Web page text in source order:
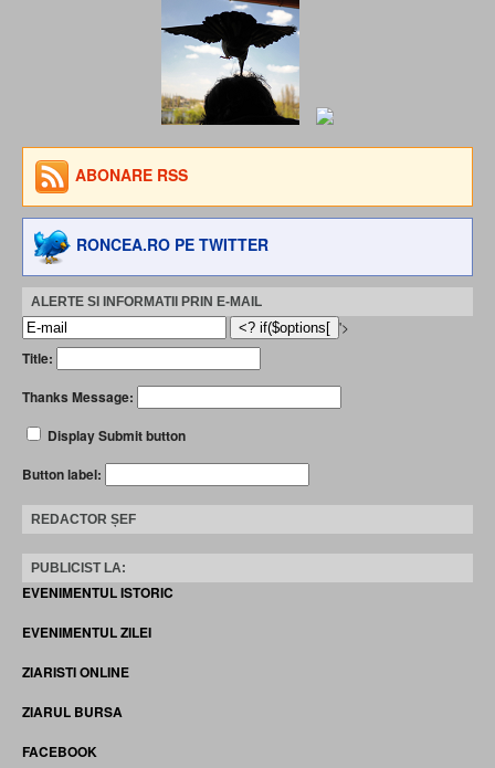
ABONARE RSS
RONCEA.RO PE TWITTER
ALERTE SI INFORMATII PRIN E-MAIL
'>
Title:
Thanks Message:
Display Submit button
Button label:
REDACTOR ȘEF
PUBLICIST LA:
EVENIMENTUL ISTORIC
EVENIMENTUL ZILEI
ZIARISTI ONLINE
ZIARUL BURSA
FACEBOOK